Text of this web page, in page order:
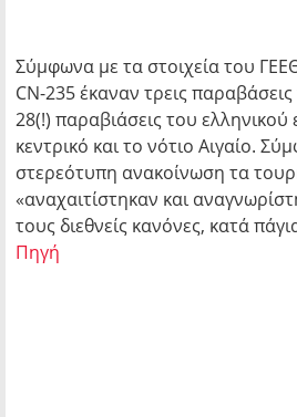
Σύμφωνα με τα στοιχεία του
CN-235 έκαναν τρεις
28(!) παραβιάσεις του
κεντρικό και το νότιο Αιγαίο.
στερεότυπη ανακοίνωση τα
«αναχαιτίστηκαν και
τους διεθνείς κανόνες, κατά
Πηγή